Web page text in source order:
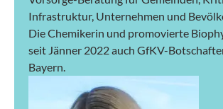
Infrastruktur, Unternehmen und
Die Chemikerin und promovierte
seit Jänner 2022 auch GfKV-
Bayern.